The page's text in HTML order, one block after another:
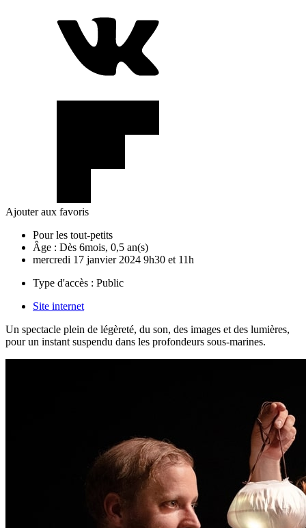
Ajouter aux favoris
Pour les tout-petits
Âge : Dès 6mois, 0,5 an(s)
mercredi 17 janvier 2024 9h30 et 11h
Type d'accès : Public
Site internet
Un spectacle plein de légèreté, du son, des images et des lumières,
pour un instant suspendu dans les profondeurs sous-marines.